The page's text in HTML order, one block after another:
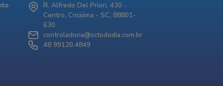
R. Alfredo Del Priori, 430 -
Centro, Criciúma - SC, 88801-
630
controladoria@sctododia.com.br
48 99120.4849